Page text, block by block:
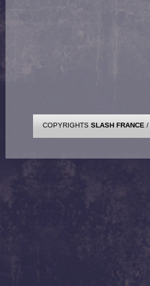
COPYRIGHTS SLASH FRANCE /